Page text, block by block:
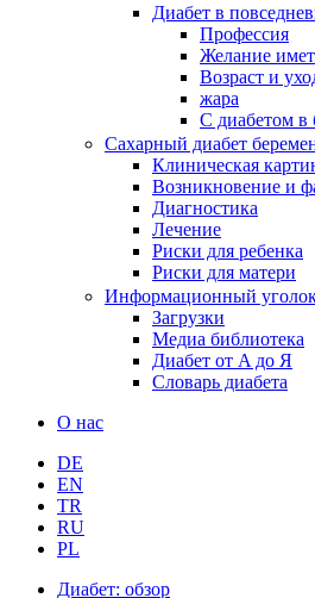
Диабет в
Профессия
Желание
Возраст и
жара
С диабетом в
Сахарный диабет
Клиническая
Возникновение и
Диагностика
Лечение
Риски для ребенка
Риски для матери
Информационный
Загрузки
Медиа библиотека
Диабет от A до Я
Словарь диабета
О нас
DE
EN
TR
RU
PL
Диабет: обзор